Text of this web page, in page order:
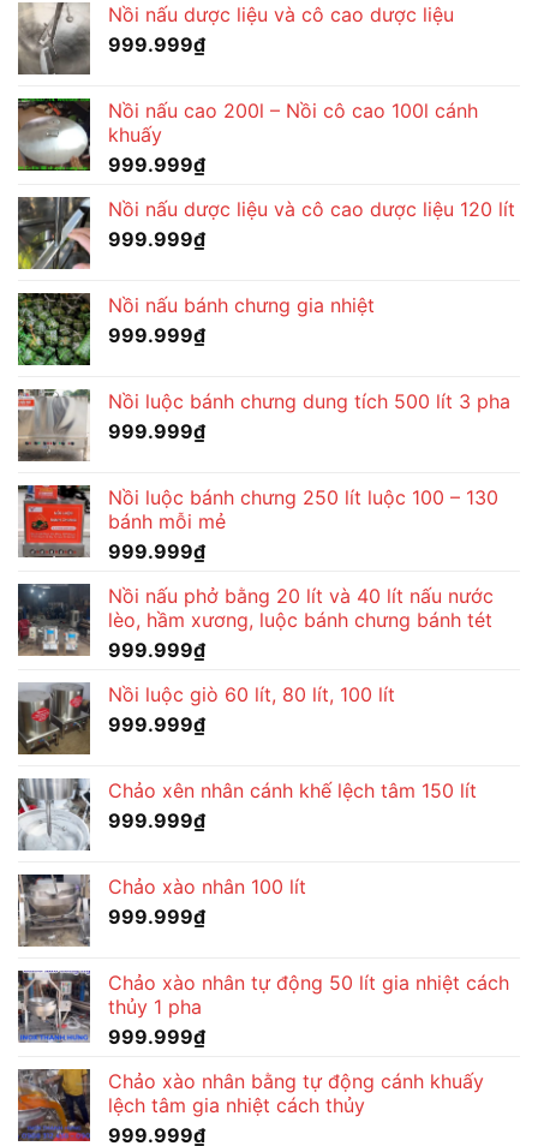
Nồi nấu dược liệu và cô cao dược liệu
999.999₫
Nồi nấu cao 200l – Nồi cô cao 100l cánh
khuấy
999.999₫
Nồi nấu dược liệu và cô cao dược liệu 120 lít
999.999₫
Nồi nấu bánh chưng gia nhiệt
999.999₫
Nồi luộc bánh chưng dung tích 500 lít 3 pha
999.999₫
Nồi luộc bánh chưng 250 lít luộc 100 – 130
bánh mỗi mẻ
999.999₫
Nồi nấu phở bằng 20 lít và 40 lít nấu nước
lèo, hầm xương, luộc bánh chưng bánh tét
999.999₫
Nồi luộc giò 60 lít, 80 lít, 100 lít
999.999₫
Chảo xên nhân cánh khế lệch tâm 150 lít
999.999₫
Chảo xào nhân 100 lít
999.999₫
Chảo xào nhân tự động 50 lít gia nhiệt cách
thủy 1 pha
999.999₫
Chảo xào nhân bằng tự động cánh khuấy
lệch tâm gia nhiệt cách thủy
999.999₫